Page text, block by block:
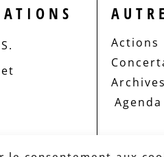
Actions
Archives
Agenda